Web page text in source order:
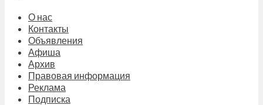
О нас
Контакты
Объявления
Афиша
Архив
Правовая информация
Реклама
Подписка